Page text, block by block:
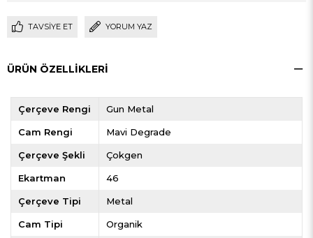
TAVSIYE ET YORUM YAZ
ÜRÜN ÖZELLIKLERI
Çerçeve Rengi Gun Metal
Cam Rengi Mavi Degrade
Çerçeve Şekli Çokgen
Ekartman 46
Çerçeve Tipi Metal
Cam Tipi Organik